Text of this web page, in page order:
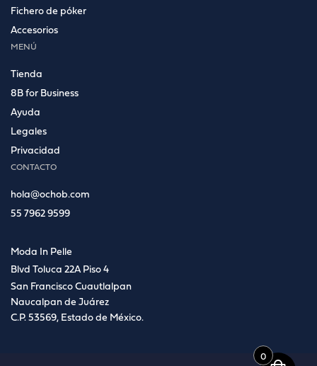
Fichero de póker
Accesorios
MENÚ
Tienda
8B for Business
Ayuda
Legales
Privacidad
CONTACTO
hola@ochob.com
55 7962 9599
Moda In Pelle
Blvd Toluca 22A Piso 4
San Francisco Cuautlalpan
Naucalpan de Juárez
C.P. 53569, Estado de México.
0